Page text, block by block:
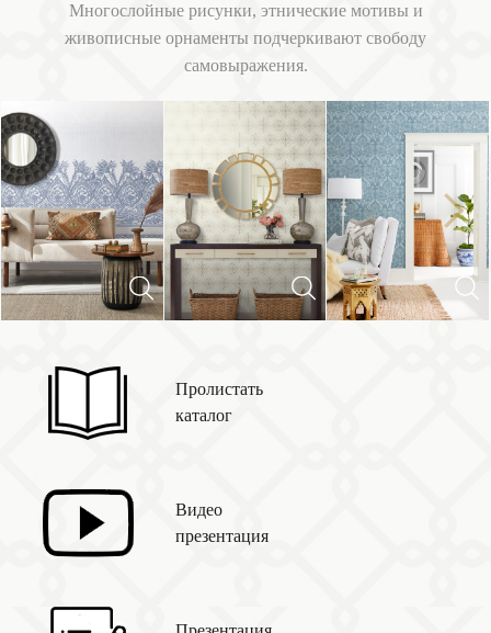
Многослойные рисунки, этнические мотивы и
живописные орнаменты подчеркивают свободу
самовыражения.
Previous
Next
Пролистать
каталог
Видео
презентация